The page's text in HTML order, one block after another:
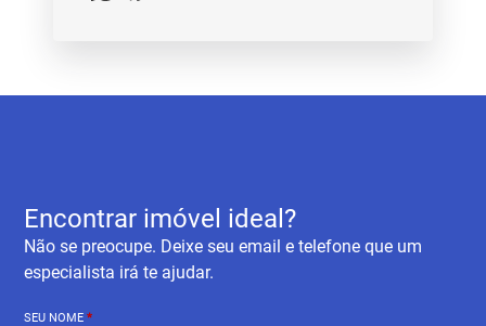
Encontrar imóvel ideal?
Não se preocupe. Deixe seu email e telefone que um
especialista irá te ajudar.
SEU NOME*